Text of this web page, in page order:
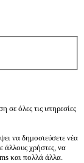
σε όλες τις υπηρεσίες
να δημοσιεύσετε νέα
άλλους χρήστες, να
και πολλά άλλα.